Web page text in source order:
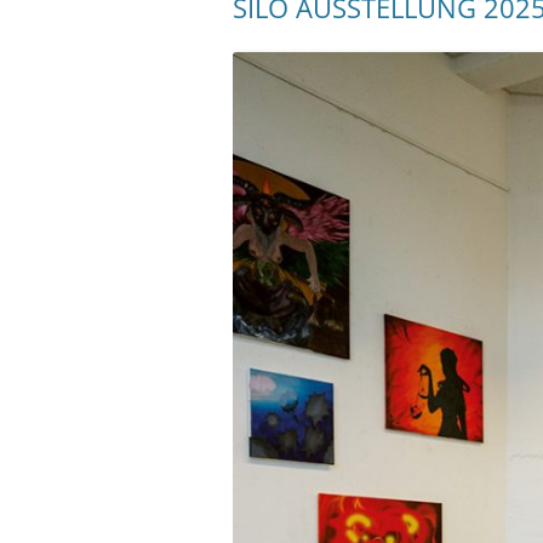
SILO AUSSTELLUNG